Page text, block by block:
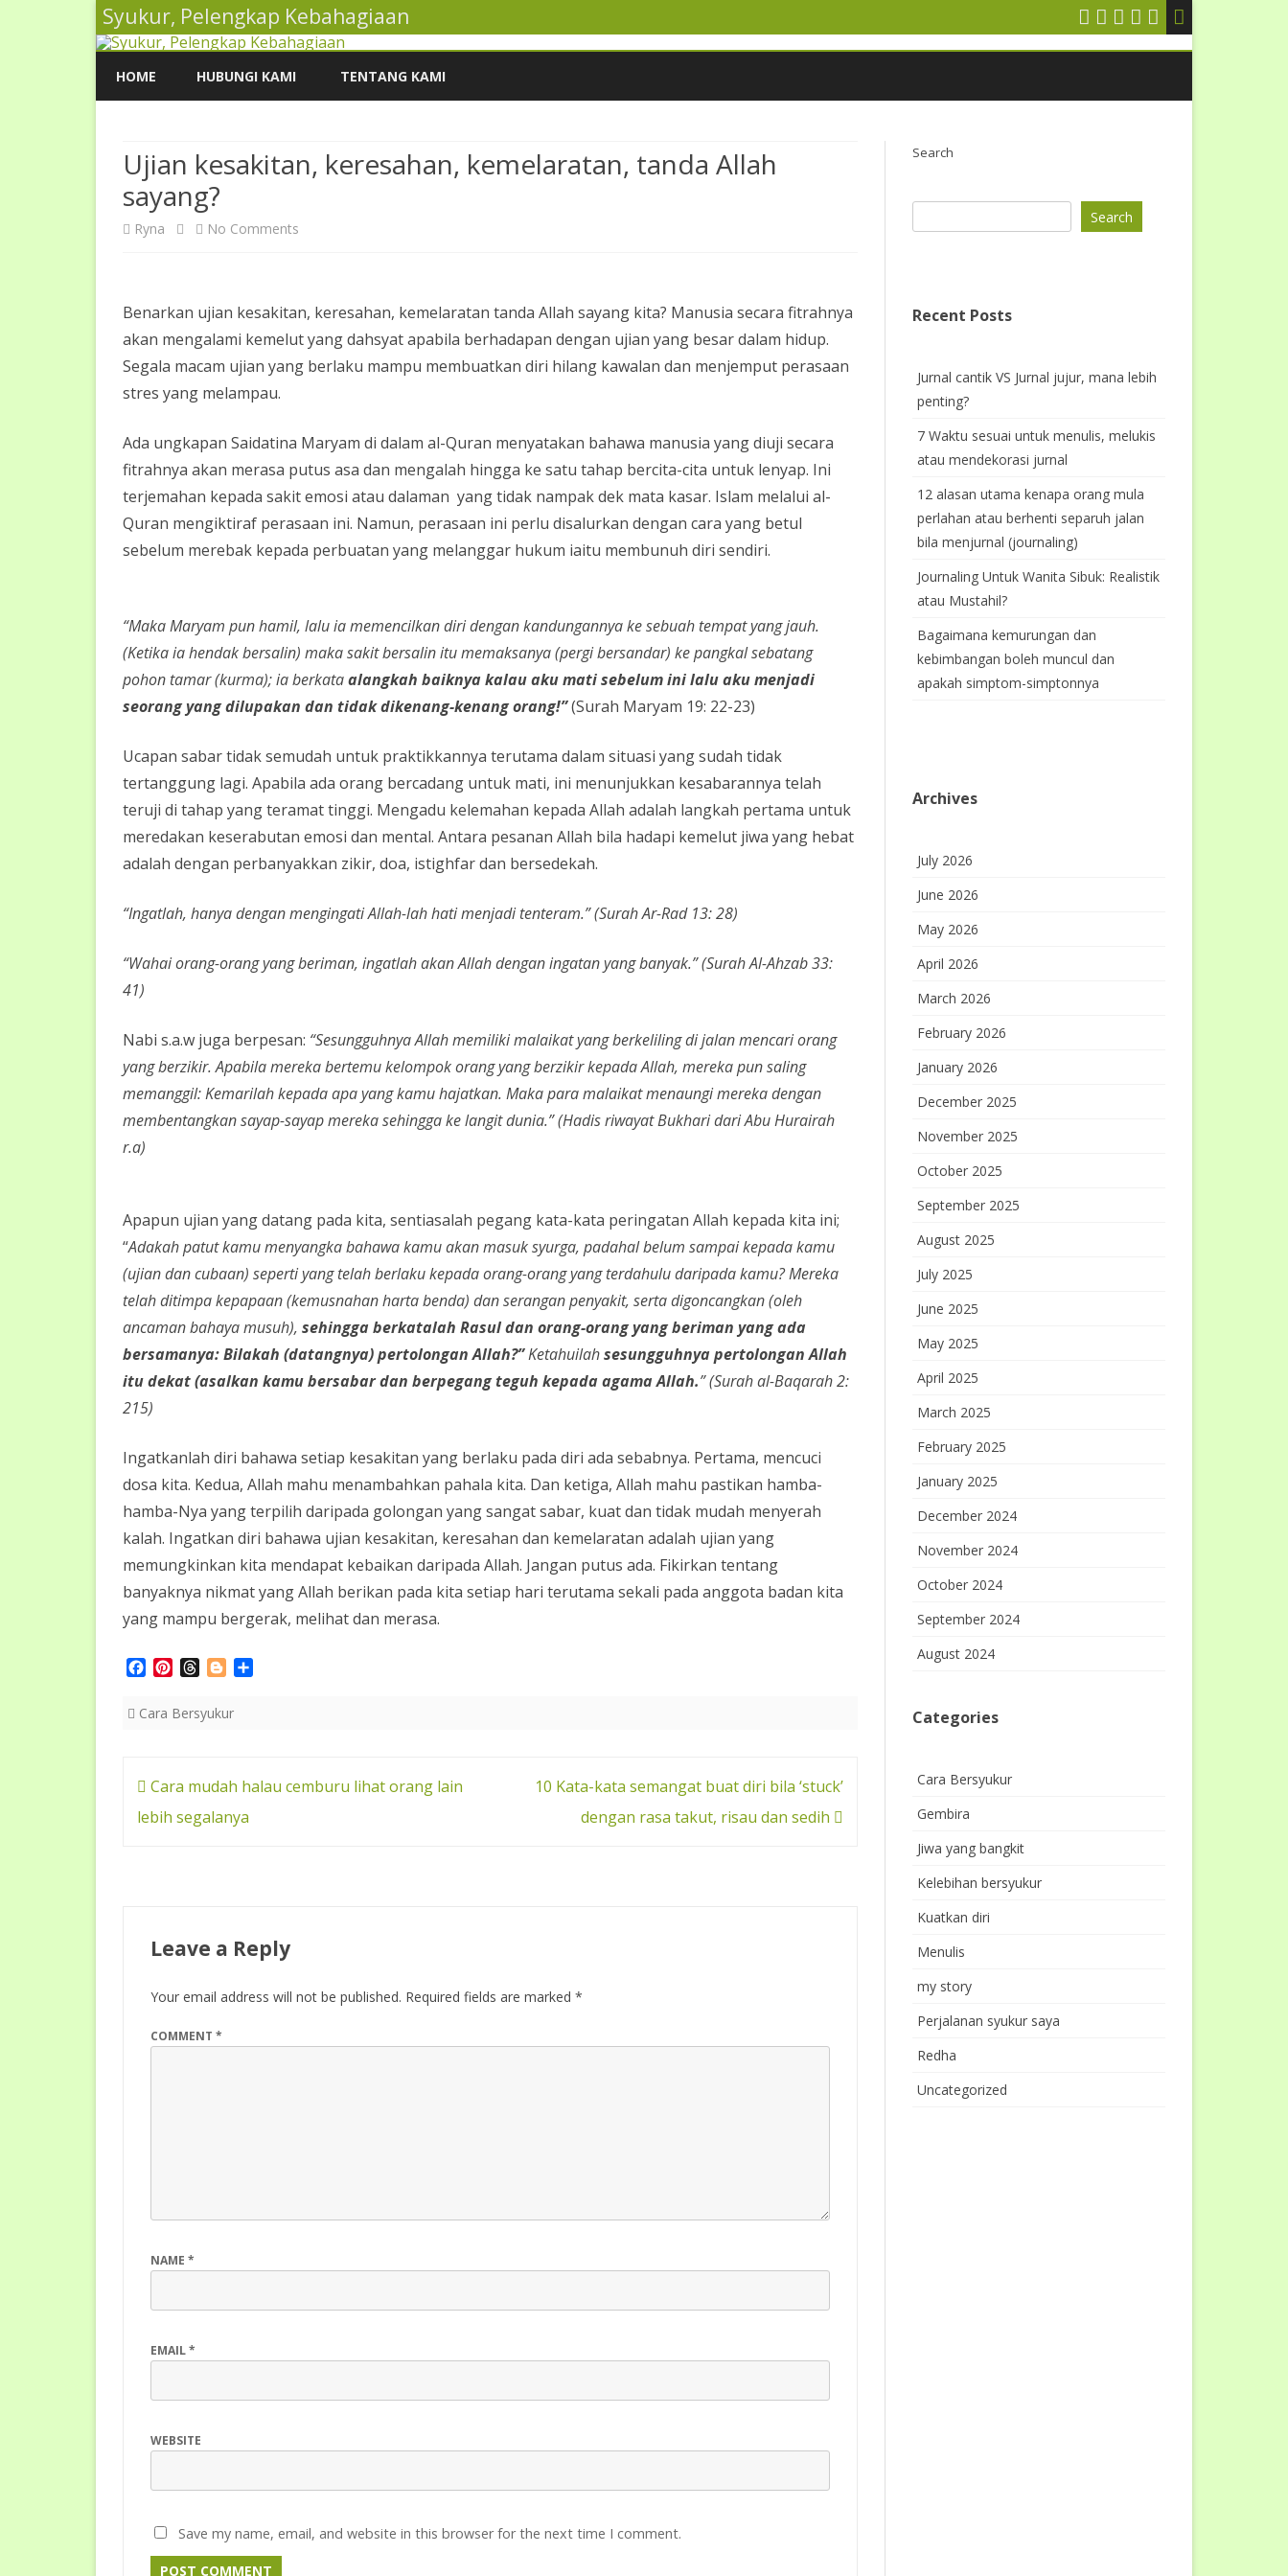
Syukur, Pelengkap Kebahagiaan
HOME HUBUNGI KAMI TENTANG KAMI
Ujian kesakitan, keresahan, kemelaratan, tanda Allah
sayang?
Ryna No Comments
kemelaratan,
sayang?
Benarkan ujian kesakitan, keresahan, kemelaratan tanda Allah sayang kita? Manusia secara fitrahnya
akan mengalami kemelut yang dahsyat apabila berhadapan dengan ujian yang besar dalam hidup.
Segala macam ujian yang berlaku mampu membuatkan diri hilang kawalan dan menjemput perasaan
stres yang melampau.
Ada ungkapan Saidatina Maryam di dalam al-Quran menyatakan bahawa manusia yang diuji secara
fitrahnya akan merasa putus asa dan mengalah hingga ke satu tahap bercita-cita untuk lenyap. Ini
terjemahan kepada sakit emosi atau dalaman yang tidak nampak dek mata kasar. Islam melalui al-
Quran mengiktiraf perasaan ini. Namun, perasaan ini perlu disalurkan dengan cara yang betul
sebelum merebak kepada perbuatan yang melanggar hukum iaitu membunuh diri sendiri.
“Maka Maryam pun hamil, lalu ia memencilkan diri dengan kandungannya ke sebuah tempat yang jauh.
(Ketika ia hendak bersalin) maka sakit bersalin itu memaksanya (pergi bersandar) ke pangkal sebatang
pohon tamar (kurma); ia berkataalangkah baiknya kalau aku mati sebelum ini lalu aku menjadi
seorang yang dilupakan dan tidak dikenang-kenang orang!”(Surah Maryam 19: 22-23)
Ucapan sabar tidak semudah untuk praktikkannya terutama dalam situasi yang sudah tidak
tertanggung lagi. Apabila ada orang bercadang untuk mati, ini menunjukkan kesabarannya telah
teruji di tahap yang teramat tinggi. Mengadu kelemahan kepada Allah adalah langkah pertama untuk
meredakan keserabutan emosi dan mental. Antara pesanan Allah bila hadapi kemelut jiwa yang hebat
adalah dengan perbanyakkan zikir, doa, istighfar dan bersedekah.
“Ingatlah, hanya dengan mengingati Allah-lah hati menjadi tenteram.” (Surah Ar-Rad 13: 28)
“Wahai orang-orang yang beriman, ingatlah akan Allah dengan ingatan yang banyak.” (Surah Al-Ahzab 33:
41)
Nabi s.a.w juga berpesan: “Sesungguhnya Allah memiliki malaikat yang berkeliling di jalan mencari orang
yang berzikir. Apabila mereka bertemu kelompok orang yang berzikir kepada Allah, mereka pun saling
memanggil: Kemarilah kepada apa yang kamu hajatkan. Maka para malaikat menaungi mereka dengan
membentangkan sayap-sayap mereka sehingga ke langit dunia.” (Hadis riwayat Bukhari dari Abu Hurairah
r.a)
Apapun ujian yang datang pada kita, sentiasalah pegang kata-kata peringatan Allah kepada kita ini;
“Adakah patut kamu menyangka bahawa kamu akan masuk syurga, padahal belum sampai kepada kamu
(ujian dan cubaan) seperti yang telah berlaku kepada orang-orang yang terdahulu daripada kamu? Mereka
telah ditimpa kepapaan (kemusnahan harta benda) dan serangan penyakit, serta digoncangkan (oleh
ancaman bahaya musuh), sehingga berkatalah Rasul dan orang-orang yang beriman yang ada
bersamanya: Bilakah (datangnya) pertolongan Allah?”Ketahuilahsesungguhnya pertolongan Allah
itu dekat (asalkan kamu bersabar dan berpegang teguh kepada agama Allah.” (Surah al-Baqarah 2:
215)
Ingatkanlah diri bahawa setiap kesakitan yang berlaku pada diri ada sebabnya. Pertama, mencuci
dosa kita. Kedua, Allah mahu menambahkan pahala kita. Dan ketiga, Allah mahu pastikan hamba-
hamba-Nya yang terpilih daripada golongan yang sangat sabar, kuat dan tidak mudah menyerah
kalah. Ingatkan diri bahawa ujian kesakitan, keresahan dan kemelaratan adalah ujian yang
memungkinkan kita mendapat kebaikan daripada Allah. Jangan putus ada. Fikirkan tentang
banyaknya nikmat yang Allah berikan pada kita setiap hari terutama sekali pada anggota badan kita
yang mampu bergerak, melihat dan merasa.
c
e
o
n
t
e
t
r
e
s
o
g
r
Cara Bersyukur
Post
navigation
Cara mudah halau cemburu lihat orang lain
lebih segalanya
10 Kata-kata semangat buat diri bila ‘stuck’
dengan rasa takut, risau dan sedih
Leave a Reply
Your email address will not be published. Required fields are marked *
COMMENT *
NAME *
EMAIL*
WEBSITE
Save my name, email, and website in this browser for the next time I comment.
Search
Search
Recent Posts
Jurnal cantik VS Jurnal jujur, mana lebih
penting?
7 Waktu sesuai untuk menulis, melukis
atau mendekorasi jurnal
12 alasan utama kenapa orang mula
perlahan atau berhenti separuh jalan
bila menjurnal (journaling)
Journaling Untuk Wanita Sibuk: Realistik
atau Mustahil?
Bagaimana kemurungan dan
kebimbangan boleh muncul dan
apakah simptom-simptonnya
Archives
July 2026
June 2026
May 2026
April 2026
March 2026
February 2026
January 2026
December 2025
November 2025
October 2025
September 2025
August 2025
July 2025
June 2025
May 2025
April 2025
March 2025
February 2025
January 2025
December 2024
November 2024
October 2024
September 2024
August 2024
Categories
Cara Bersyukur
Gembira
Jiwa yang bangkit
Kelebihan bersyukur
Kuatkan diri
Menulis
my story
Perjalanan syukur saya
Redha
Uncategorized